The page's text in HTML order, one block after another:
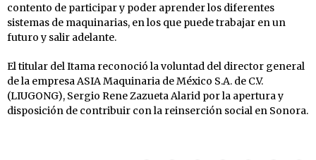
contento de participar y poder aprender los diferentes
sistemas de maquinarias, en los que puede trabajar en un
futuro y salir adelante.
El titular del Itama reconoció la voluntad del director general
de la empresa ASIA Maquinaria de México S.A. de C.V.
(LIUGONG), Sergio Rene Zazueta Alarid por la apertura y
disposición de contribuir con la reinserción social en Sonora.